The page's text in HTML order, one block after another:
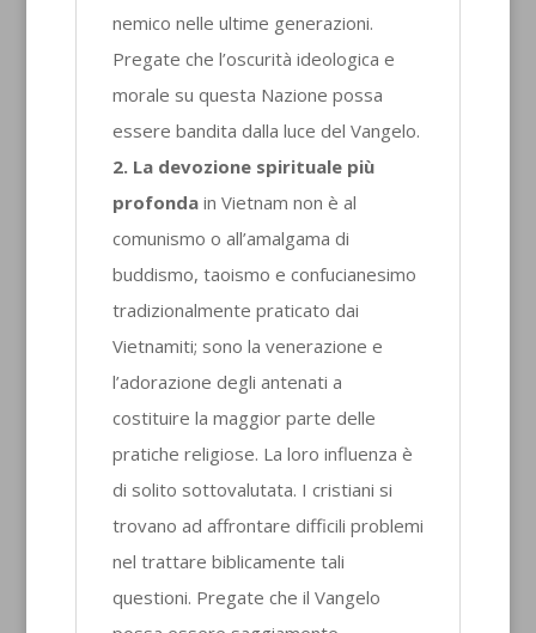
nemico nelle ultime generazioni.
Pregate che l’oscurità ideologica e
morale su questa Nazione possa
essere bandita dalla luce del Vangelo.
2. La devozione spirituale più
profondain Vietnam non è al
comunismo o all’amalgama di
buddismo, taoismo e confucianesimo
tradizionalmente praticato dai
Vietnamiti; sono la venerazione e
l’adorazione degli antenati a
costituire la maggior parte delle
pratiche religiose. La loro influenza è
di solito sottovalutata. I cristiani si
trovano ad affrontare difficili problemi
nel trattare biblicamente tali
questioni. Pregate che il Vangelo